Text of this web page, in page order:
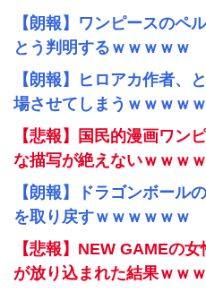
【朗報】ワンピースのペ
とう判明するｗｗｗｗｗ
【朗報】ヒロアカ作者、
場させてしまうｗｗｗｗ
【悲報】国民的漫画ワン
な描写が絶えないｗｗｗ
【朗報】ドラゴンボール
を取り戻すｗｗｗｗｗｗ
【悲報】NEW GAMEの
が放り込まれた結果ｗｗ